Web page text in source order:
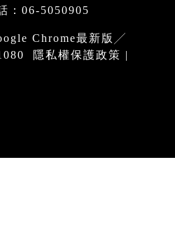
：06-5050905
Chrome最新版╱
隱私權保護政策 |